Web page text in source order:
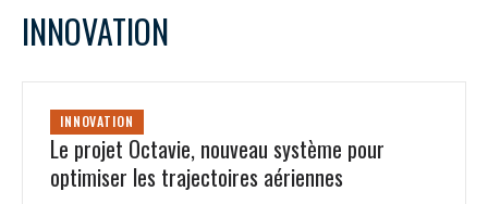
INNOVATION
INNOVATION
Le projet Octavie, nouveau système pour
optimiser les trajectoires aériennes